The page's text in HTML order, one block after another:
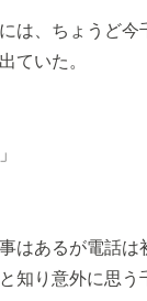
は、ちょうど今
ていた。
はあるが電話は
知り意外に思う